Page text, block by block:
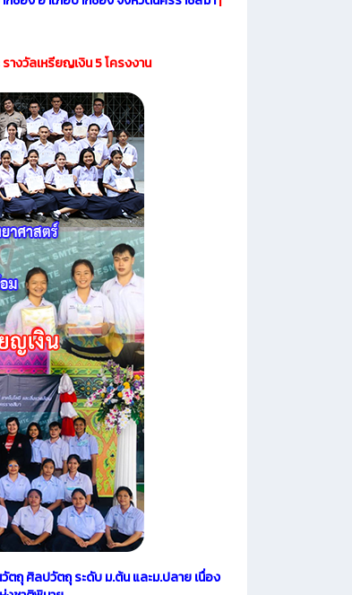
างวัลเหรียญเงิน 5 โครงงาน
ถุ ศิลปวัตถุ ระดับ ม.ต้น และม.ปลาย เนื่อง